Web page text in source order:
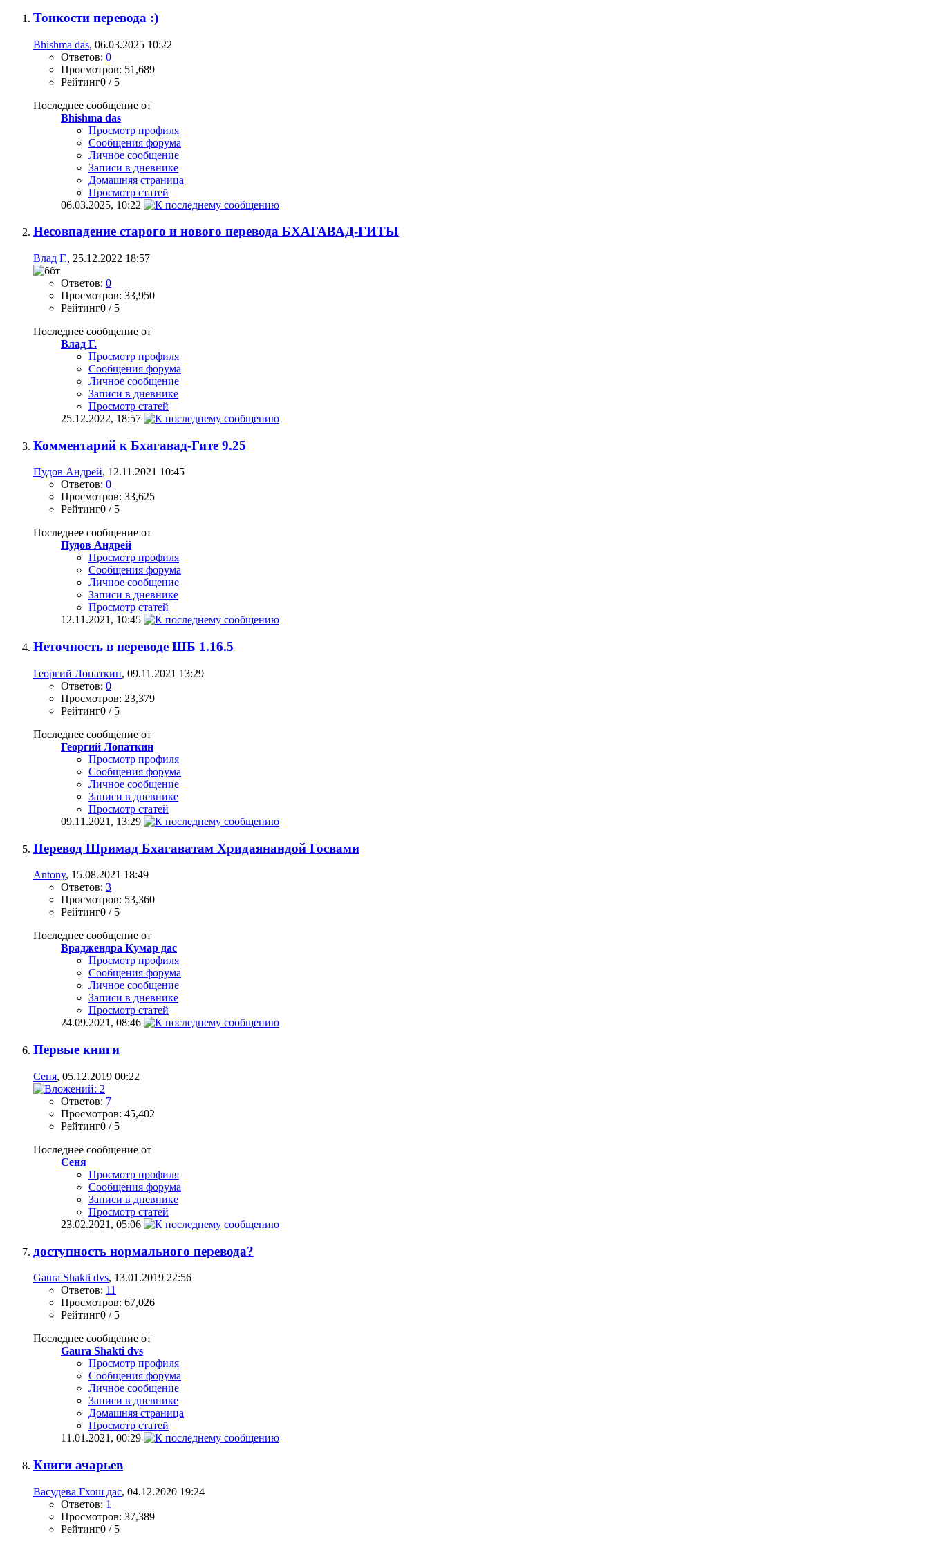
Тонкости перевода :)
Bhishma das, 06.03.2025 10:22
Ответов: 0
Просмотров: 51,689
Рейтинг0 / 5
Последнее сообщение от
Bhishma das
Просмотр профиля
Сообщения форума
Личное сообщение
Записи в дневнике
Домашняя страница
Просмотр статей
06.03.2025, 10:22
Несовпадение старого и нового перевода БХАГАВАД-ГИТЫ
Влад Г., 25.12.2022 18:57
Ответов: 0
Просмотров: 33,950
Рейтинг0 / 5
Последнее сообщение от
Влад Г.
Просмотр профиля
Сообщения форума
Личное сообщение
Записи в дневнике
Просмотр статей
25.12.2022, 18:57
Комментарий к Бхагавад-Гите 9.25
Пудов Андрей, 12.11.2021 10:45
Ответов: 0
Просмотров: 33,625
Рейтинг0 / 5
Последнее сообщение от
Пудов Андрей
Просмотр профиля
Сообщения форума
Личное сообщение
Записи в дневнике
Просмотр статей
12.11.2021, 10:45
Неточность в переводе ШБ 1.16.5
Георгий Лопаткин, 09.11.2021 13:29
Ответов: 0
Просмотров: 23,379
Рейтинг0 / 5
Последнее сообщение от
Георгий Лопаткин
Просмотр профиля
Сообщения форума
Личное сообщение
Записи в дневнике
Просмотр статей
09.11.2021, 13:29
Перевод Шримад Бхагаватам Хридаянандой Госвами
Antony, 15.08.2021 18:49
Ответов: 3
Просмотров: 53,360
Рейтинг0 / 5
Последнее сообщение от
Враджендра Кумар дас
Просмотр профиля
Сообщения форума
Личное сообщение
Записи в дневнике
Просмотр статей
24.09.2021, 08:46
Первые книги
Сеня, 05.12.2019 00:22
Ответов: 7
Просмотров: 45,402
Рейтинг0 / 5
Последнее сообщение от
Сеня
Просмотр профиля
Сообщения форума
Записи в дневнике
Просмотр статей
23.02.2021, 05:06
доступность нормального перевода?
Gaura Shakti dvs, 13.01.2019 22:56
Ответов: 11
Просмотров: 67,026
Рейтинг0 / 5
Последнее сообщение от
Gaura Shakti dvs
Просмотр профиля
Сообщения форума
Личное сообщение
Записи в дневнике
Домашняя страница
Просмотр статей
11.01.2021, 00:29
Книги ачарьев
Васудева Гхош дас, 04.12.2020 19:24
Ответов: 1
Просмотров: 37,389
Рейтинг0 / 5